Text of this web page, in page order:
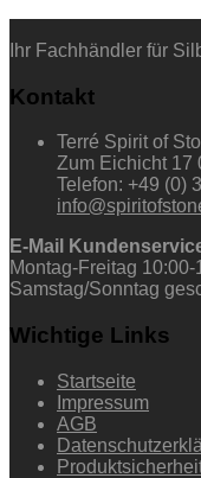
Ihr Fachhändler für
Kontakt
Terré Spirit of
Zum Eichicht 17
Telefon: +49 (0)
E-Mail
Montag-Freitag 10:00-
Samstag/Sonntag
Wichtige Links
Startseite
Impressum
AGB